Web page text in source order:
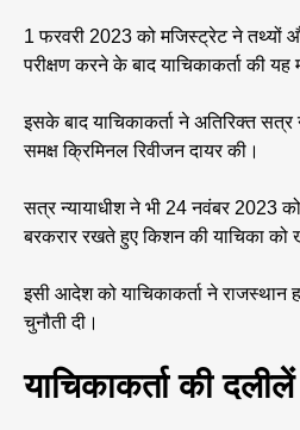
1 फरवरी 2023 को मजिस्ट्रेट ने तथ्यों
परीक्षण करने के बाद याचिकाकर्ता की यह
इसके बाद याचिकाकर्ता ने अतिरिक्त
समक्ष क्रिमिनल रिवीजन दायर की।
सत्र न्यायाधीश ने भी 24 नवंबर 2023
बरकरार रखते हुए किशन की याचिका को
इसी आदेश को याचिकाकर्ता ने राजस्थान
चुनौती दी।
याचिकाकर्ता की दलीलें